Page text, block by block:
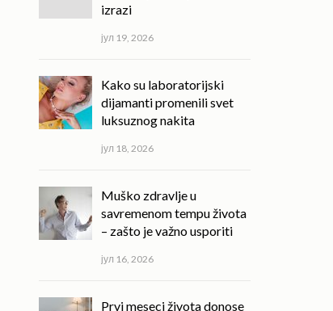
izrazi
јул 19, 2026
Kako su laboratorijski
dijamanti promenili svet
luksuznog nakita
јул 18, 2026
Muško zdravlje u
savremenom tempu života
– zašto je važno usporiti
јул 16, 2026
Prvi meseci života donose